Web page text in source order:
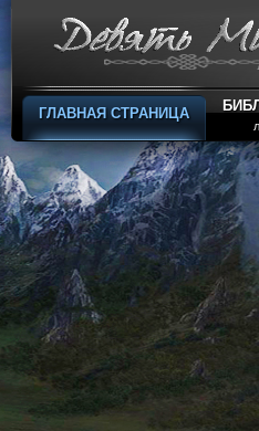
ГЛАВНАЯ СТРАНИЦА